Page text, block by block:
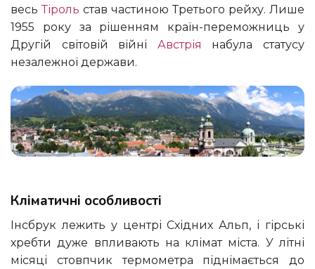
весьТіроль став частиною Третього рейху. Лише
1955 року за рішенням країн-переможниць у
Другій світовій війні Австрія набула статусу
незалежної держави.
Кліматичні особливості
Інсбрук лежить у центрі Східних Альп, і гірські
хребти дуже впливають на клімат міста. У літні
місяці стовпчик термометра піднімається до